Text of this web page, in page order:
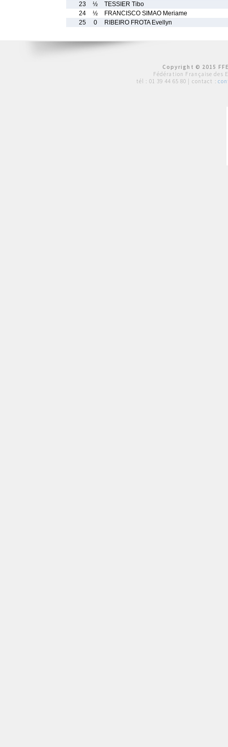
23
½
TESSIER Tibo
24
½
FRANCISCO SIMAO Meriame
25
0 RIBEIRO FROTA Evellyn
Copyright © 2015
Fédération Française des
tél : 01 39 44 65 80 | contact :